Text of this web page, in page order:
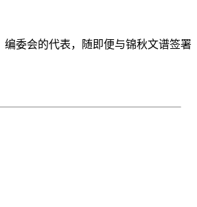
委会的代表，随即便与锦秋文谱签署